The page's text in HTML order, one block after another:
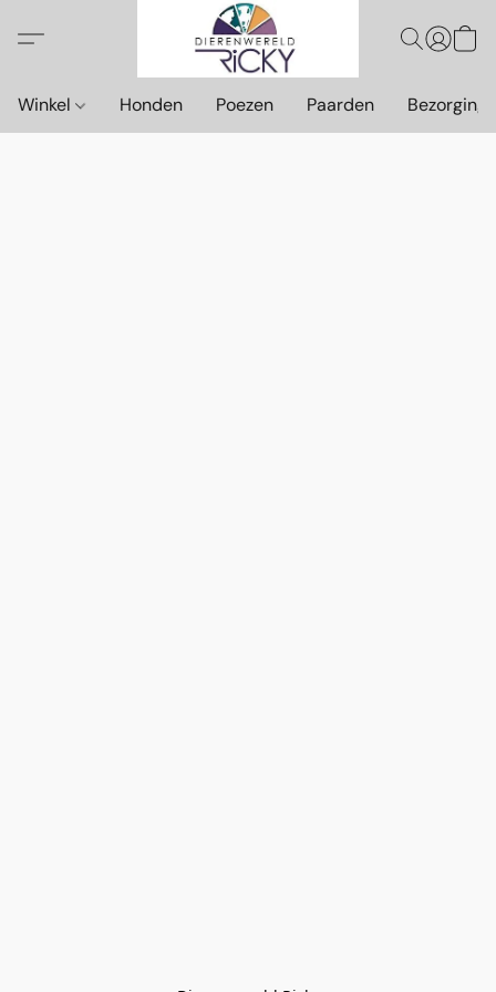
Winkel Honden Poezen Paarden Bezorging